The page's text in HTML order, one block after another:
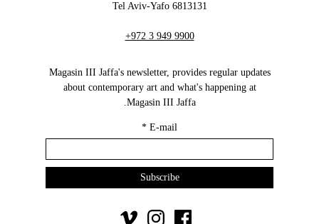
6813131 Tel Aviv-Yafo
+972 3 949 9900
Magasin III Jaffa's newsletter, provides regular updates
about contemporary art and what's happening at
Magasin III Jaffa.
E-mail
*